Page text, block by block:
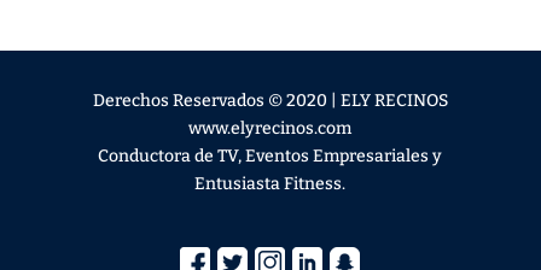
Derechos Reservados © 2020 | ELY RECINOS
www.elyrecinos.com
Conductora de TV, Eventos Empresariales y
Entusiasta Fitness.